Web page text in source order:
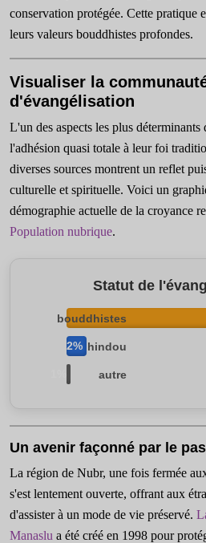
conservation protégée. Cette pratique
leurs valeurs bouddhistes profondes.
Visualiser la
d'évangélisation
L'un des aspects les plus
l'adhésion quasi totale à leur foi
diverses sources montrent un reflet
culturelle et spirituelle. Voici un
démographie actuelle de la croyance
Population nubrique.
Statut de
bouddhistes
hindou
2%
autre
Un avenir façonné par le
La région de Nubr, une fois fermée
s'est lentement ouverte, offrant aux
d'assister à un mode de vie préservé.
Manaslu a été créé en 1998 pour